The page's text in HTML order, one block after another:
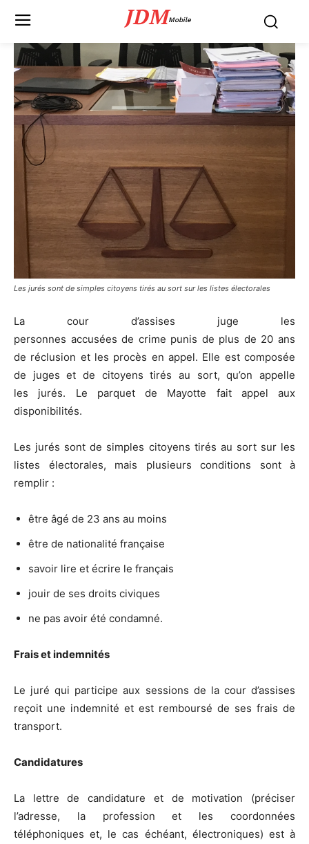
JDMMobile
Les jurés sont de simples citoyens tirés au sort sur les listes électorales
La cour d’assises juge les
personnes accusées de crime punis de plus de 20 ans
de réclusion et les procès en appel. Elle est composée
de juges et de citoyens tirés au sort, qu’on appelle
les jurés. Le parquet de Mayotte fait appel aux
disponibilités.
Les jurés sont de simples citoyens tirés au sort sur les
listes électorales, mais plusieurs conditions sont à
remplir :
être âgé de 23 ans au moins
être de nationalité française
savoir lire et écrire le français
jouir de ses droits civiques
ne pas avoir été condamné.
Frais et indemnités
Le juré qui participe aux sessions de la cour d’assises
reçoit une indemnité et est remboursé de ses frais de
transport.
Candidatures
La lettre de candidature et de motivation (préciser
l’adresse, la profession et les coordonnées
téléphoniques et, le cas échéant, électroniques) est à